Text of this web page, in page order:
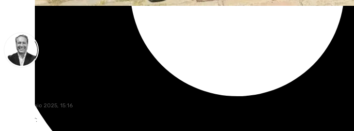
lunes, 30 junio 2025, 15:16
Compartir: